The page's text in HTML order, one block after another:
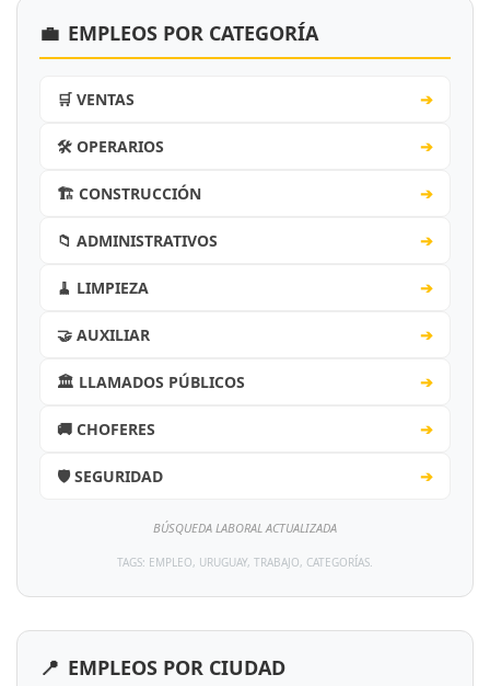
💼 EMPLEOS POR CATEGORÍA
🛒 VENTAS ➔
🛠️ OPERARIOS ➔
🏗️ CONSTRUCCIÓN ➔
📁 ADMINISTRATIVOS ➔
🧹 LIMPIEZA ➔
🤝 AUXILIAR ➔
🏛️ LLAMADOS PÚBLICOS ➔
🚚 CHOFERES ➔
🛡️ SEGURIDAD ➔
BÚSQUEDA LABORAL ACTUALIZADA
TAGS: EMPLEO, URUGUAY, TRABAJO, CATEGORÍAS.
📍 EMPLEOS POR CIUDAD